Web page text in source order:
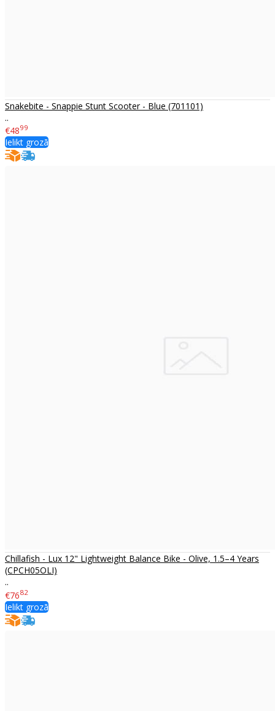
Snakebite - Snappie Stunt Scooter - Blue (701101)
..
€4899
Ielikt grozā
Chillafish - Lux 12" Lightweight Balance Bike - Olive, 1.5–4 Years
(CPCH05OLI)
..
€7682
Ielikt grozā